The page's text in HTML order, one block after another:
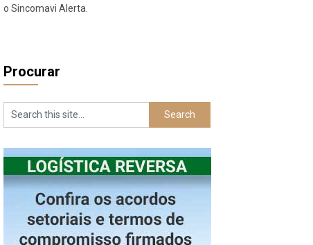
o Sincomavi Alerta.
Procurar